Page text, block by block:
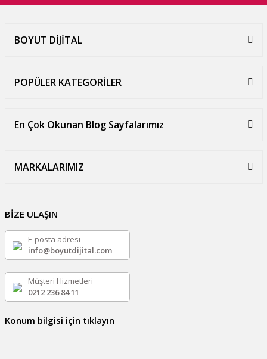
BOYUT DİJİTAL
POPÜLER KATEGORİLER
En Çok Okunan Blog Sayfalarımız
MARKALARIMIZ
BİZE ULAŞIN
E-posta adresi
info@boyutdijital.com
Müşteri Hizmetleri
0212 236 84 11
Konum bilgisi için tıklayın